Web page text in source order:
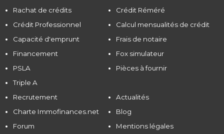
Rachat de crédits
Crédit Réméré
Crédit Professionnel
Calcul mensualités de crédit
Capacité d'emprunt
Frais de notaire
Financement
Fox simulateur
PSLA
Pièces à fournir
Triple A
Recrutement
Actualités
Charte Immofinances.net
Blog
Forum
Mentions légales